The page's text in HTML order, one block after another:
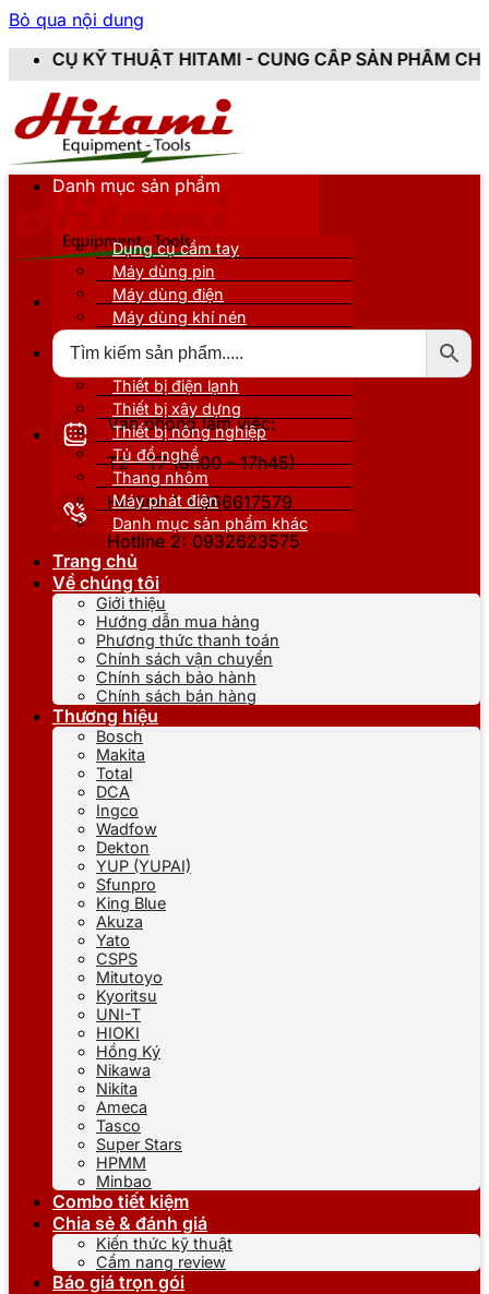
Bỏ qua nội dung
- CUNG CẤP SẢN PHẨM CHÍNH HÃNG, MỚI
Văn phòng làm việc:
T2 - T7 (8h00 - 17h45)
Hotline 1: 0866617579
Hotline 2: 0932623575
Danh mục sản phẩm
Dụng cụ cầm tay
Máy dùng pin
Máy dùng điện
Máy dùng khí nén
Thiết bị nâng đỡ
Thiết bị điện lạnh
Thiết bị xây dựng
Thiết bị nông nghiệp
Tủ đồ nghề
Thang nhôm
Máy phát điện
Danh mục sản phẩm khác
Trang chủ
Về chúng tôi
Giới thiệu
Hướng dẫn mua hàng
Phương thức thanh toán
Chính sách vận chuyển
Chính sách bảo hành
Chính sách bán hàng
Thương hiệu
Bosch
Makita
Total
DCA
Ingco
Wadfow
Dekton
YUP (YUPAI)
Sfunpro
King Blue
Akuza
Yato
CSPS
Mitutoyo
Kyoritsu
UNI-T
HIOKI
Hồng Ký
Nikawa
Nikita
Ameca
Tasco
Super Stars
HPMM
Minbao
Combo tiết kiệm
Chia sẻ & đánh giá
Kiến thức kỹ thuật
Cẩm nang review
Báo giá trọn gói